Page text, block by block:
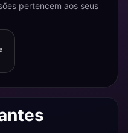
pertencem aos seus